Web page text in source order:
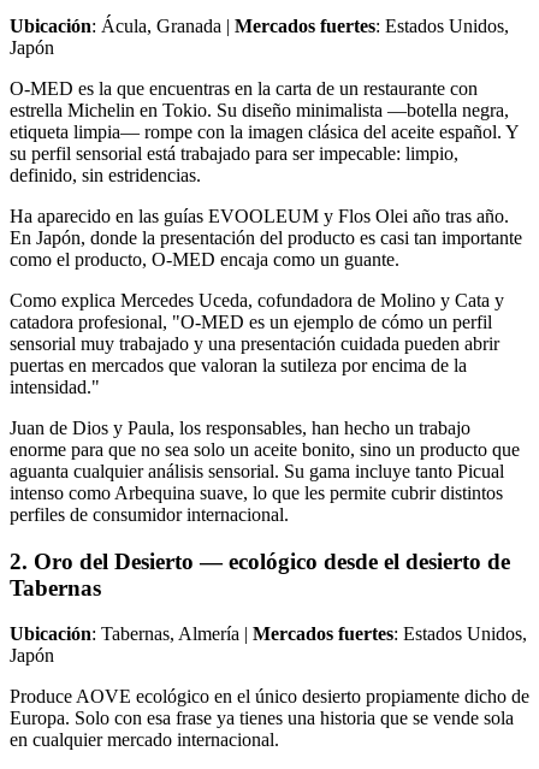
Ubicación: Ácula, Granada | Mercados fuertes: Estados Unidos,
Japón
O-MED es la que encuentras en la carta de un restaurante con
estrella Michelin en Tokio. Su diseño minimalista —botella negra,
etiqueta limpia— rompe con la imagen clásica del aceite español. Y
su perfil sensorial está trabajado para ser impecable: limpio,
definido, sin estridencias.
Ha aparecido en las guías EVOOLEUM y Flos Olei año tras año.
En Japón, donde la presentación del producto es casi tan importante
como el producto, O-MED encaja como un guante.
Como explica Mercedes Uceda, cofundadora de Molino y Cata y
catadora profesional, "O-MED es un ejemplo de cómo un perfil
sensorial muy trabajado y una presentación cuidada pueden abrir
puertas en mercados que valoran la sutileza por encima de la
intensidad."
Juan de Dios y Paula, los responsables, han hecho un trabajo
enorme para que no sea solo un aceite bonito, sino un producto que
aguanta cualquier análisis sensorial. Su gama incluye tanto Picual
intenso como Arbequina suave, lo que les permite cubrir distintos
perfiles de consumidor internacional.
2. Oro del Desierto — ecológico desde el desierto de
Tabernas
Ubicación: Tabernas, Almería | Mercados fuertes: Estados Unidos,
Japón
Produce AOVE ecológico en el único desierto propiamente dicho de
Europa. Solo con esa frase ya tienes una historia que se vende sola
en cualquier mercado internacional.